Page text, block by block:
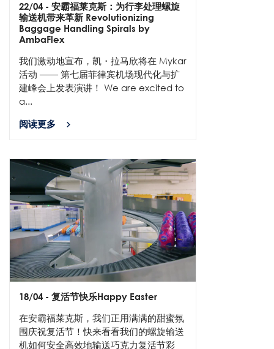
22/04 - 安霸福莱克斯：为行李处理螺旋
输送机带来革新 Revolutionizing
Baggage Handling Spirals by
AmbaFlex
我们激动地宣布，凯・拉马欣将在 Mykar
活动 —— 第七届菲律宾机场现代化与扩
建峰会上发表演讲！ We are excited to
a...
阅读更多
18/04 - 复活节快乐Happy Easter
在安霸福莱克斯，我们正用满满的甜蜜氛
围庆祝复活节！快来看看我们的螺旋输送
机如何安全高效地输送巧克力复活节彩